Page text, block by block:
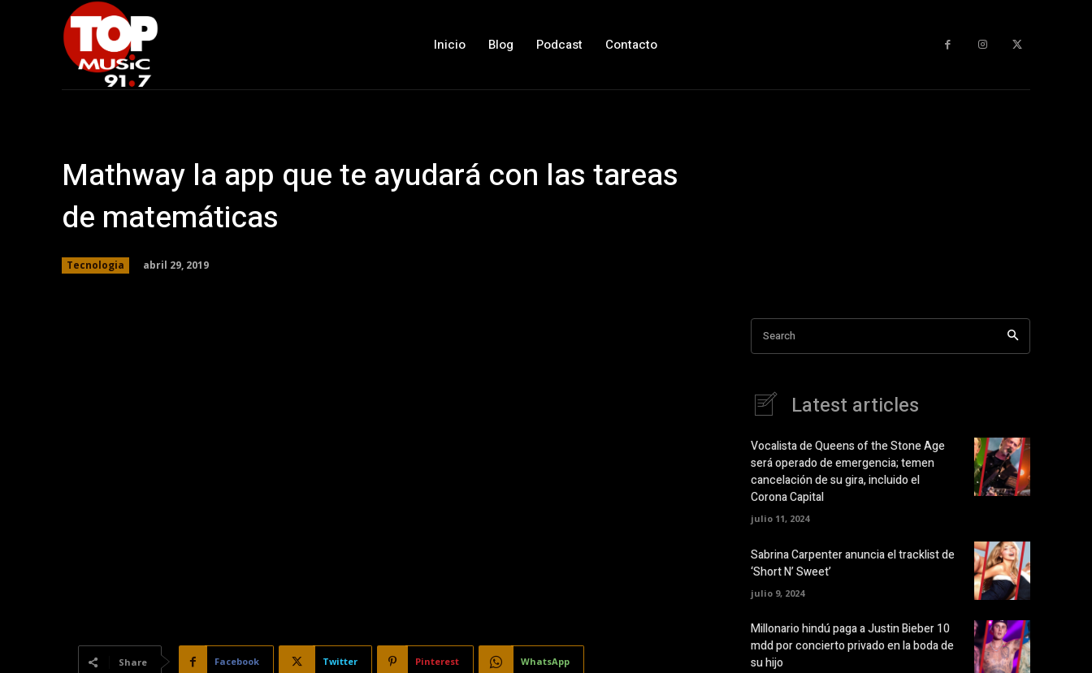
Inicio Blog Podcast Contacto
Mathway la app que te ayudará con las tareas
de matemáticas
Tecnologia abril 29, 2019
Share Facebook Twitter Pinterest WhatsApp
Search
Latest articles
Vocalista de Queens of the Stone Age
será operado de emergencia; temen
cancelación de su gira, incluido el
Corona Capital
julio 11, 2024
Sabrina Carpenter anuncia el tracklist de
‘Short N’ Sweet’
julio 9, 2024
Millonario hindú paga a Justin Bieber 10
mdd por concierto privado en la boda de
su hijo